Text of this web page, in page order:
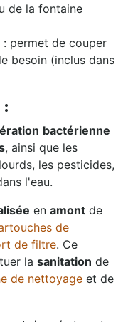
de la fontaine
: permet de couper
besoin (inclus dans
bactérienne
, ainsi que les
les pesticides,
l'eau.
en amont de
de
de filtre. Ce
la sanitation de
de nettoyage et de